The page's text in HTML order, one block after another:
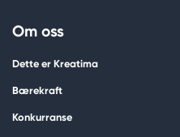
Om oss
Dette er Kreatima
Bærekraft
Konkurranse